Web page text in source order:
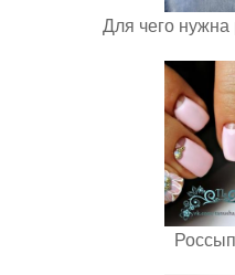
Для чего нужна